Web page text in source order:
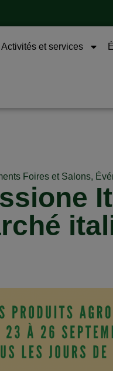
Activités et services
Foires et Salons,